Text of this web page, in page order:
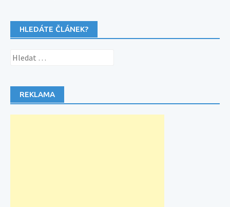
HLEDÁTE ČLÁNEK?
Vyhledávání
REKLAMA